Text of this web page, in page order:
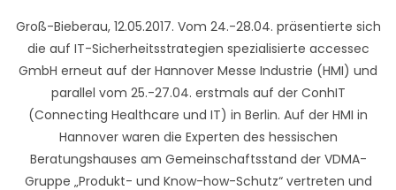
Groß-Bieberau, 12.05.2017. Vom 24.-28.04. präsentierte sich
die auf IT-Sicherheitsstrategien spezialisierte accessec
GmbH erneut auf der Hannover Messe Industrie (HMI) und
parallel vom 25.-27.04. erstmals auf der ConhIT
(Connecting Healthcare und IT) in Berlin. Auf der HMI in
Hannover waren die Experten des hessischen
Beratungshauses am Gemeinschaftsstand der VDMA-
Gruppe „Produkt- und Know-how-Schutz“ vertreten und